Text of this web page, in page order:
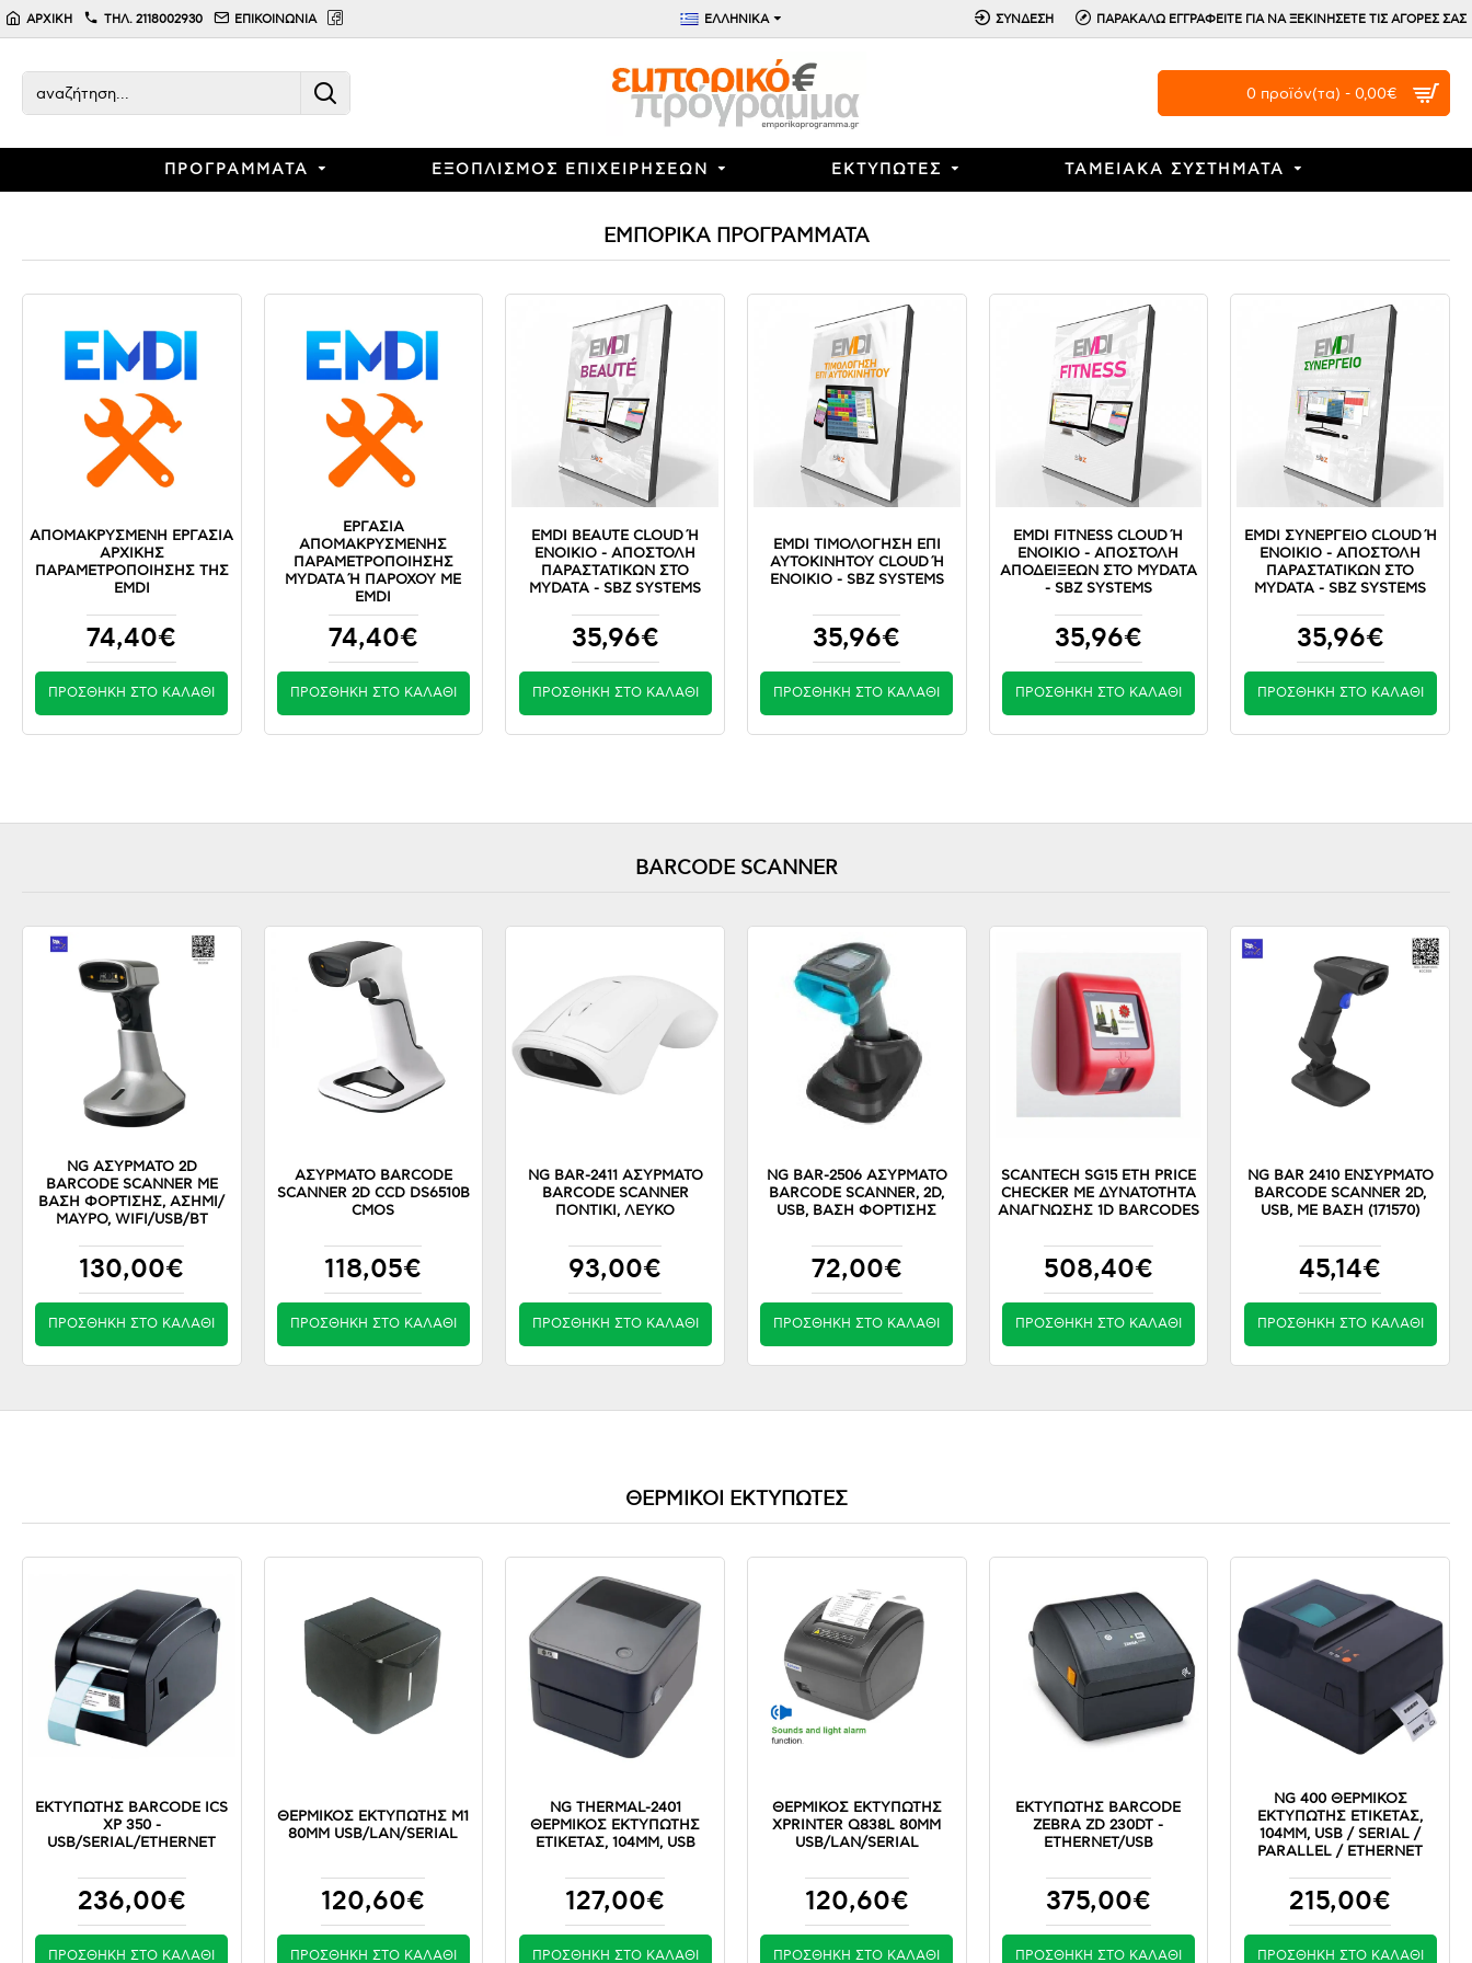
Emporikoprogramma.gr
ΑΡΧΙΚΗ ΤΗΛ. 2118002930 ΕΠΙΚΟΙΝΩΝΙΑ ΕΛΛΗΝΙΚΑ ΣΥΝΔΕΣΗ ΠΑΡΑΚΑΛΩ ΕΓΓΡΑΦΕΙΤΕ ΓΙΑ ΝΑ ΞΕΚΙΝΗΣΕΤΕ ΤΙΣ ΑΓΟΡΕΣ ΣΑΣ
0 προϊόν(τα) - 0,00€
ΠΡΟΓΡΑΜΜΑΤΑ ΕΞΟΠΛΙΣΜΟΣ ΕΠΙΧΕΙΡΗΣΕΩΝ ΕΚΤΥΠΩΤΕΣ ΤΑΜΕΙΑΚΑ ΣΥΣΤΗΜΑΤΑ
ΕΜΠΟΡΙΚΑ ΠΡΟΓΡΑΜΜΑΤΑ
ΑΠΟΜΑΚΡΥΣΜΈΝΗ ΕΡΓΑΣΊΑ
ΑΡΧΙΚΉΣ
ΠΑΡΑΜΕΤΡΟΠΟΊΗΣΗΣ ΤΗΣ
EMDI
74,40€
ΠΡΟΣΘΉΚΗ ΣΤΟ ΚΑΛΆΘΙ
ΕΡΓΑΣΊΑ
ΑΠΟΜΑΚΡΥΣΜΈΝΗΣ
ΠΑΡΑΜΕΤΡΟΠΟΊΗΣΗΣ
MYDATA Ή ΠΑΡΌΧΟΥ ΜΕ E
MDI
74,40€
ΠΡΟΣΘΉΚΗ ΣΤΟ ΚΑΛΆΘΙ
EMDI BEAUTE CLOUD Ή Ε
ΝΟΙΚΙΟ - ΑΠΟΣΤΟΛΉ Π
ΑΡΑΣΤΑΤΙΚΏΝ ΣΤΟ M
YDATA - SBZ SYSTEMS
35,96€
ΠΡΟΣΘΉΚΗ ΣΤΟ ΚΑΛΆΘΙ
EMDI ΤΙΜΟΛΟΓΗΣΗ ΕΠΙ
ΑΥΤΟΚΙΝΗΤΟΥ CLOUD Ή Ε
ΝΟΙΚΙΟ - SBZ SYSTEMS
35,96€
ΠΡΟΣΘΉΚΗ ΣΤΟ ΚΑΛΆΘΙ
EMDI FITNESS CLOUD Ή Ε
ΝΟΙΚΙΟ - ΑΠΟΣΤΟΛΉ Α
ΠΟΔΕΊΞΕΩΝ ΣΤΟ MYDATA -
SBZ SYSTEMS
35,96€
ΠΡΟΣΘΉΚΗ ΣΤΟ ΚΑΛΆΘΙ
EMDI ΣΥΝΕΡΓΕΙΟ CLOUD Ή Ε
ΝΟΙΚΙΟ - ΑΠΟΣΤΟΛΉ Π
ΑΡΑΣΤΑΤΙΚΏΝ ΣΤΟ M
YDATA - SBZ SYSTEMS
35,96€
ΠΡΟΣΘΉΚΗ ΣΤΟ ΚΑΛΆΘΙ
BARCODE SCANNER
NG ΑΣΥΡΜΑΤΟ 2D
BARCODE SCANNER ΜΕ
ΒΑΣΗ ΦΟΡΤΙΣΗΣ, ΑΣΗΜΙ/
ΜΑΥΡΟ, WIFI/USB/BT
130,00€
ΠΡΟΣΘΉΚΗ ΣΤΟ ΚΑΛΆΘΙ
ΑΣΎΡΜΑΤΟ BARCODE
SCANNER 2D CCD DS6510B
CMOS
118,05€
ΠΡΟΣΘΉΚΗ ΣΤΟ ΚΑΛΆΘΙ
NG BAR-2411 ΑΣΥΡΜΑΤΟ
BARCODE SCANNER
ΠΟΝΤΙΚΙ, ΛΕΥΚΟ
93,00€
ΠΡΟΣΘΉΚΗ ΣΤΟ ΚΑΛΆΘΙ
NG BAR-2506 ΑΣΥΡΜΑΤΟ
BARCODE SCANNER, 2D,
USB, ΒΑΣΗ ΦΟΡΤΙΣΗΣ
72,00€
ΠΡΟΣΘΉΚΗ ΣΤΟ ΚΑΛΆΘΙ
SCANTECH SG15 ETH PRICE
CHECKER ΜΕ ΔΥΝΑΤΌΤΗΤΑ
ΑΝΆΓΝΩΣΗΣ 1D BARCODES
508,40€
ΠΡΟΣΘΉΚΗ ΣΤΟ ΚΑΛΆΘΙ
NG BAR 2410 ΕΝΣΥΡΜΑΤΟ
BARCODE SCANNER 2D,
USB, ΜΕ ΒΑΣΗ (171570)
45,14€
ΠΡΟΣΘΉΚΗ ΣΤΟ ΚΑΛΆΘΙ
ΘΕΡΜΙΚΟΙ ΕΚΤΥΠΩΤΕΣ
ΕΚΤΥΠΩΤΗΣ BARCODE ICS
XP 350 -
USB/SERIAL/ETHERNET
236,00€
ΠΡΟΣΘΉΚΗ ΣΤΟ ΚΑΛΆΘΙ
ΘΕΡΜΙΚΌΣ ΕΚΤΥΠΩΤΉΣ M1
80MM USB/LAN/SERIAL
120,60€
ΠΡΟΣΘΉΚΗ ΣΤΟ ΚΑΛΆΘΙ
NG THERMAL-2401
ΘΕΡΜΙΚΟΣ ΕΚΤΥΠΩΤΗΣ
ΕΤΙΚΕΤΑΣ, 104MM, USB
127,00€
ΠΡΟΣΘΉΚΗ ΣΤΟ ΚΑΛΆΘΙ
ΘΕΡΜΙΚΌΣ ΕΚΤΥΠΩΤΉΣ
XPRINTER Q838L 80MM
USB/LAN/SERIAL
120,60€
ΠΡΟΣΘΉΚΗ ΣΤΟ ΚΑΛΆΘΙ
ΕΚΤΥΠΩΤΗΣ BARCODE
ZEBRA ZD 230DT -
ETHERNET/USB
375,00€
ΠΡΟΣΘΉΚΗ ΣΤΟ ΚΑΛΆΘΙ
NG 400 ΘΕΡΜΙΚΟΣ
ΕΚΤΥΠΩΤΗΣ ΕΤΙΚΕΤΑΣ,
104MM, USB / SERIAL /
PARALLEL / ETHERNET
215,00€
ΠΡΟΣΘΉΚΗ ΣΤΟ ΚΑΛΆΘΙ